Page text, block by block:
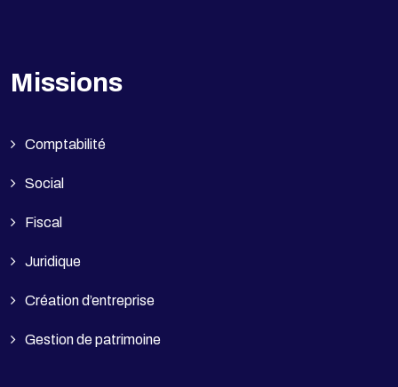
Missions
Comptabilité
Social
Fiscal
Juridique
Création d’entreprise
Gestion de patrimoine